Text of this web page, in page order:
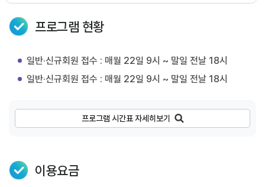
프로그램 현황
일반·신규회원 접수 : 매월 22일 9시 ~ 말일 전날 18시
일반·신규회원 접수 : 매월 22일 9시 ~ 말일 전날 18시
프로그램 시간표 자세히보기
이용요금